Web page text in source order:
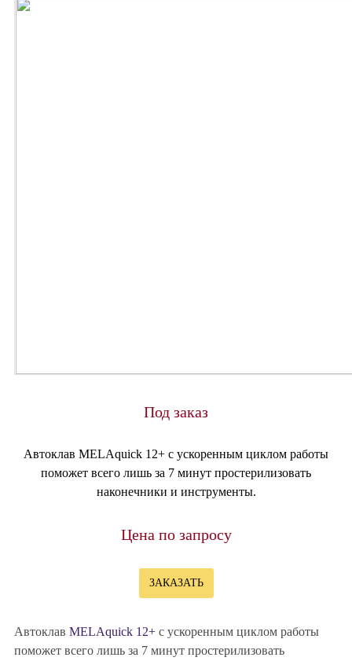
Под заказ
Автоклав MELAquick 12+ с ускоренным циклом работы
поможет всего лишь за 7 минут простерилизовать
наконечники и инструменты.
Цена по запросу
ЗАКАЗАТЬ
Автоклав MELAquick 12+с ускоренным циклом работы
поможет всего лишь за 7 минут простерилизовать